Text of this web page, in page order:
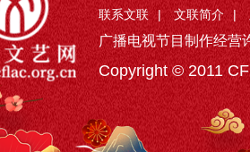
联系文联 | 文联简介 |
广播电视节目制作经营
Copyright © 2011